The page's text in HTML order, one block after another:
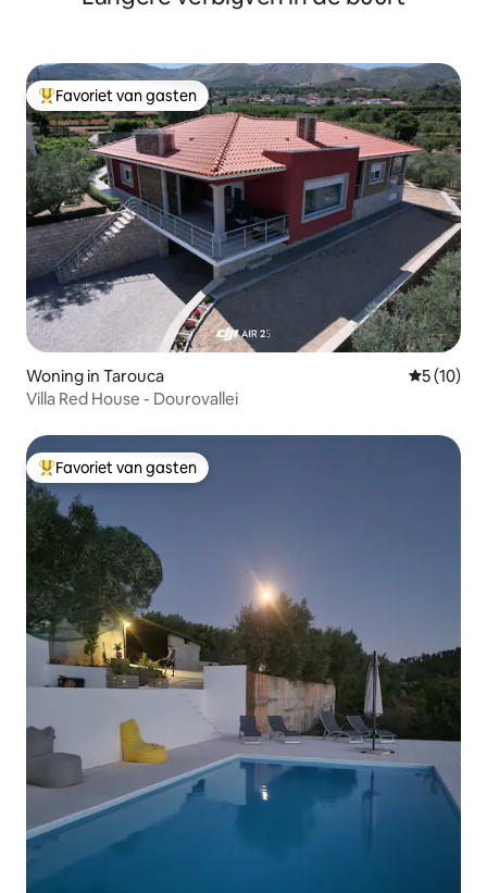
Topfavoriet van gasten
Favoriet van gasten
Woning in Tarouca
5 (10)
Villa Red House - Dourovallei
Topfavoriet van gasten
Favoriet van gasten